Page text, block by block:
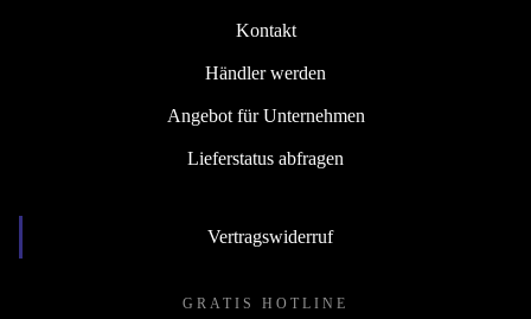
Kontakt
Händler werden
Angebot für Unternehmen
Lieferstatus abfragen
Vertragswiderruf
GRATIS HOTLINE